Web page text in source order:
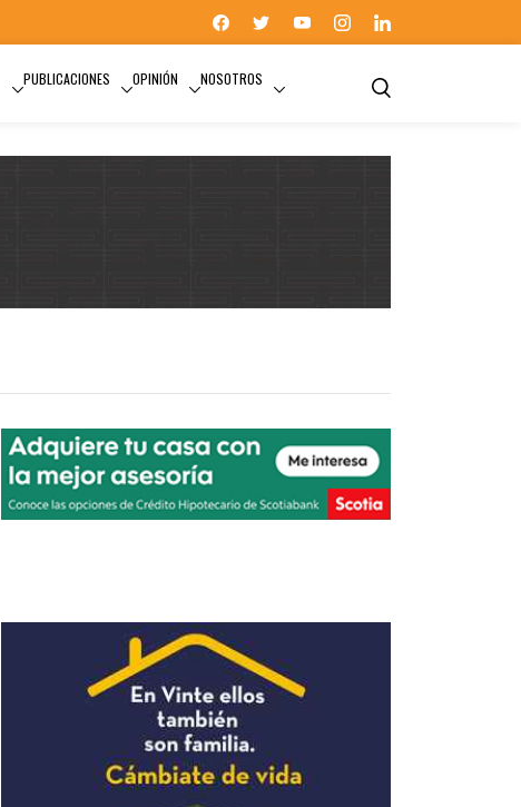
PUBLICACIONES OPINIÓN NOSOTROS